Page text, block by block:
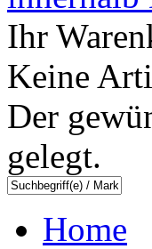
Ihr
Keine
Der
gelegt.
Home